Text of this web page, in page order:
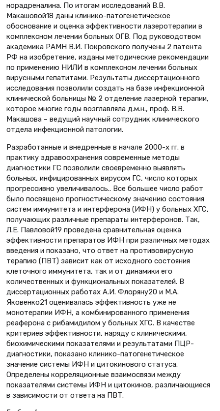
норадреналина. По итогам исследований В.В.
Макашовой18 даны клинико-патогенетическое
обоснование и оценка эффективности лазеротерапии в
комплексном лечении больных ОГВ. Под руководством
академика РАМН В.И. Покровского получены 2 патента
РФ на изобретение, изданы методические рекомендации
по применению НИЛИ в комплексном лечении больных
вирусными гепатитами. Результаты диссертационного
исследования позволили создать на базе инфекционной
клинической больницы № 2 отделение лазерной терапии,
которое многие годы возглавляла д.м.н., проф. В.В.
Макашова – ведущий научный сотрудник клинического
отдела инфекционной патологии.
Разработанные и внедренные в начале 2000-х гг. в
практику здравоохранения современные методы
диагностики ГС позволили своевременно выявлять
больных, инфицированных вирусом ГС, число которых
прогрессивно увеличивалось.. Все большее число работ
было посвящено прогностическому значению состояния
систем иммунитета и интерферона (ИФН) у больных ХГС,
получающих различные препараты интерферонов. Так,
Л.Е. Павловой19 проведена сравнительная оценка
эффективности препаратов ИФН при различных методах
введения и показано, что ответ на противовирусную
терапию (ПВТ) зависит как от исходного состояния
клеточного иммунитета, так и от динамики его
количественных и функциональных показателей. В
диссертационных работах А.И. Флоряну20 и М.А.
Яковенко21 оценивалась эффективность уже не
монотерапии ИФН, а комбинированного применения
реаферона с рибамидилом у больных ХГС. В качестве
критериев эффективности, наряду с клиническими,
биохимическими показателями и результатами ПЦР-
диагностики, показано клинико-патогенетическое
значение системы ИФН и цитокинового статуса.
Определены корреляционные взаимосвязи между
показателями системы ИФН и цитокинов, различающиеся
в зависимости от ответа на ПВТ.